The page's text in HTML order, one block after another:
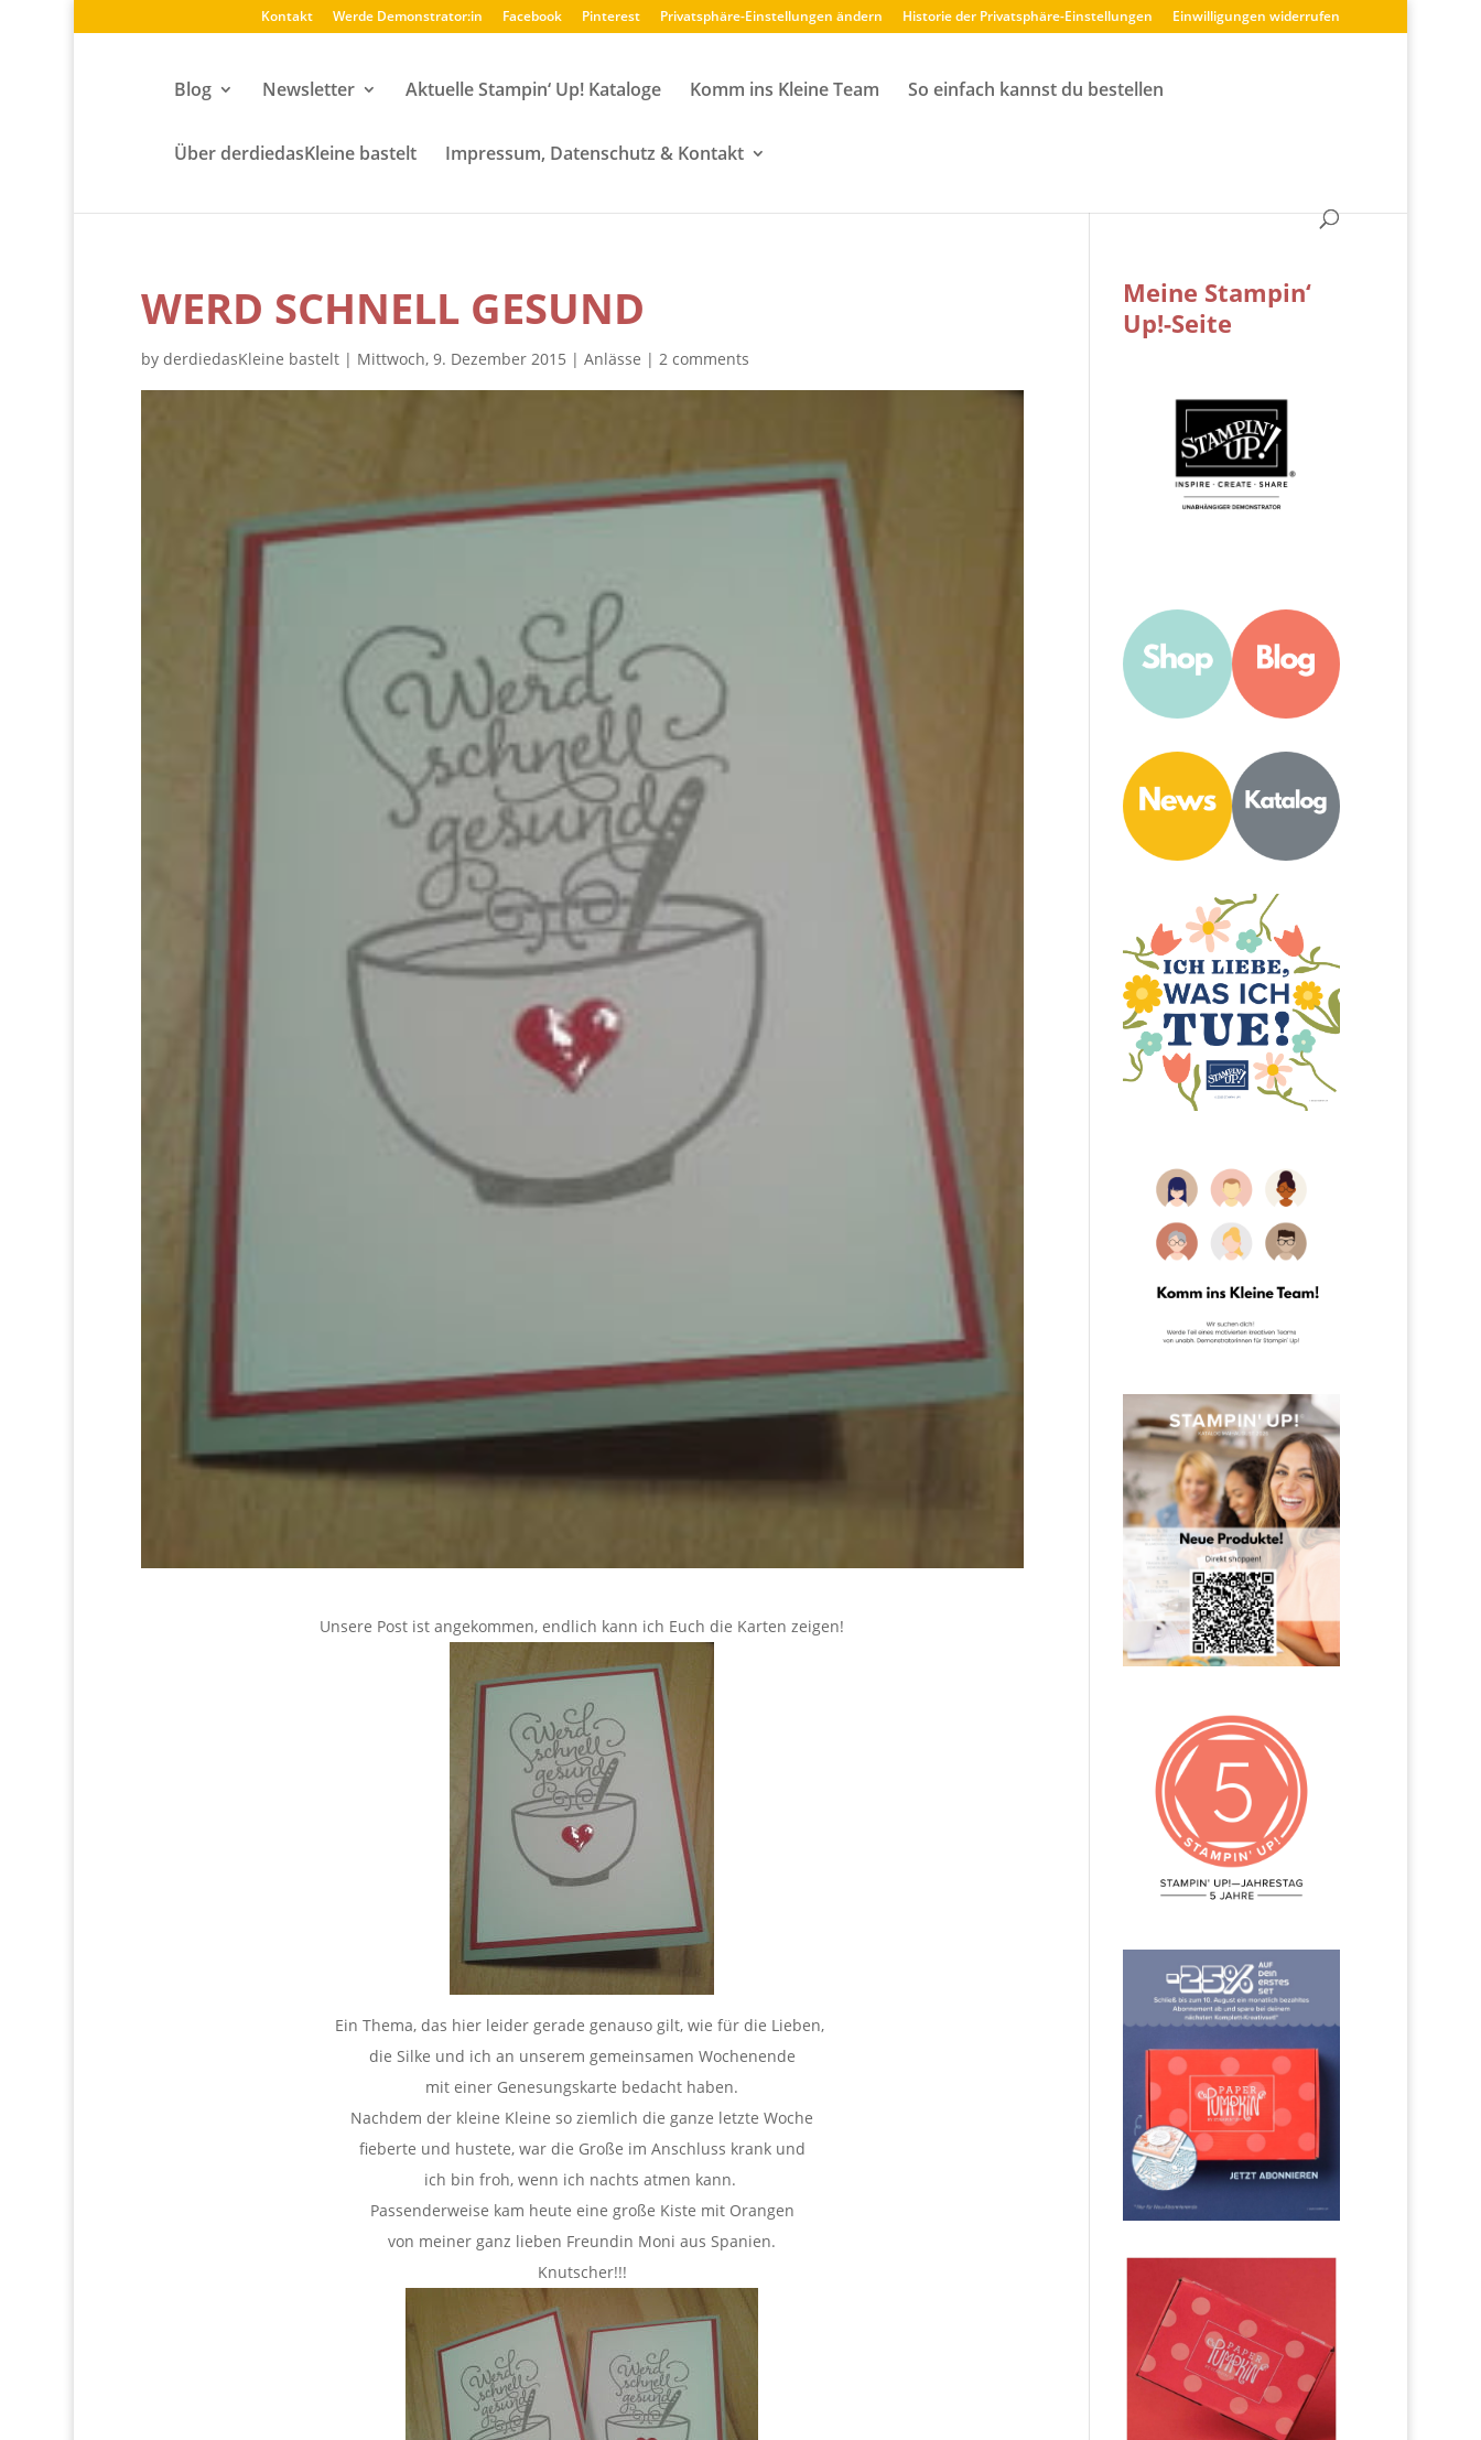
Kontakt Werde Demonstrator:in Facebook Pinterest Privatsphäre-Einstellungen ändern Historie der Privatsphäre-Einstellungen Einwilligungen widerrufen
Blog Newsletter Aktuelle Stampin‘ Up! Kataloge Komm ins Kleine Team So einfach kannst du bestellen
Über derdiedasKleine bastelt Impressum, Datenschutz & Kontakt
WERD SCHNELL GESUND
by derdiedasKleine bastelt| Mittwoch, 9. Dezember 2015 | Anlässe | 2 comments
Unsere Post ist angekommen, endlich kann ich Euch die Karten zeigen!
Ein Thema, das hier leider gerade genauso gilt, wie für die Lieben,
die Silke und ich an unserem gemeinsamen Wochenende
mit einer Genesungskarte bedacht haben.
Nachdem der kleine Kleine so ziemlich die ganze letzte Woche
fieberte und hustete, war die Große im Anschluss krank und
ich bin froh, wenn ich nachts atmen kann.
Passenderweise kam heute eine große Kiste mit Orangen
von meiner ganz lieben Freundin Moni aus Spanien.
Knutscher!!!
Meine Stampin‘
Up!-Seite